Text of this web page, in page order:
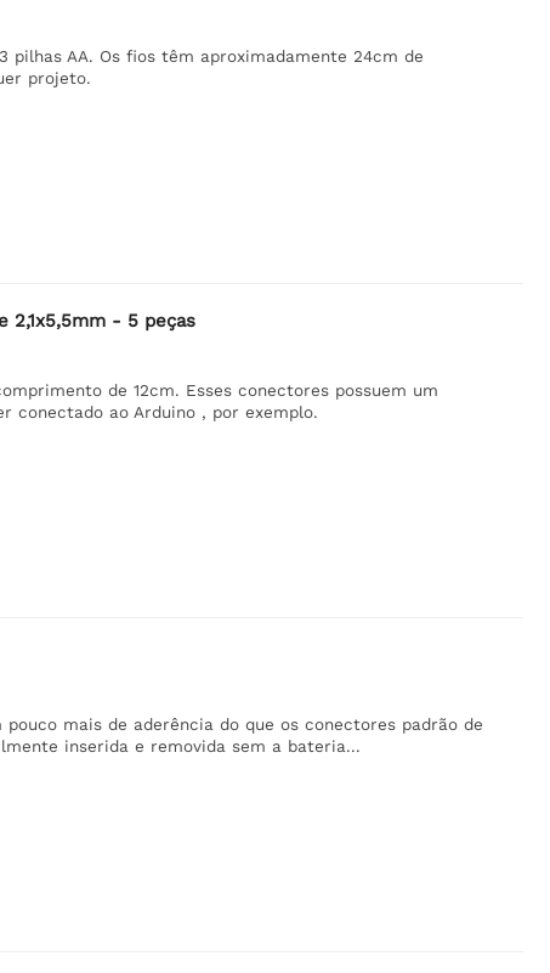
AA. Os fios têm aproximadamente 24cm de
projeto.
2,1x5,5mm - 5 peças
de 12cm. Esses conectores possuem um
conectado ao Arduino , por exemplo.
mais de aderência do que os conectores padrão de
inserida e removida sem a bateria...